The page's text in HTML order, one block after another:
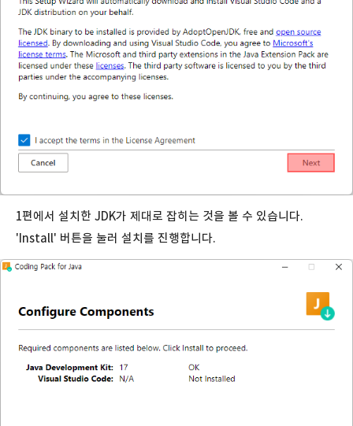
1편에서 설치한 JDK가 제대로 잡히는 것을 볼 수 있습니다.
'Install' 버튼을 눌러 설치를 진행합니다.